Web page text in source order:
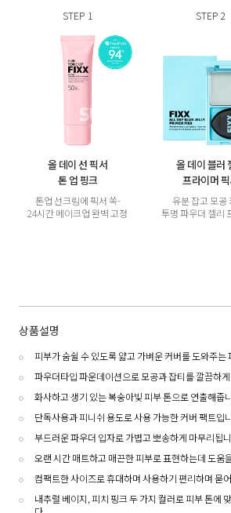
STEP 1
올 데이 선 픽서
톤 업 핑크
톤업 선크림에 픽서 쏙-
24시간 메이크업 완벽 고정
STEP 2
올 데이 블러
프라이머
유분 잡고 모공
투명 파우더 젤리
상품설명
피부가 숨쉴 수 있도록 얇고 가벼운 커버를 도와주는
파우더타입 파운데이션으로 모공과 잡티를 깔끔하
화사하고 생기 있는 복숭아빛 피부 톤으로 연출해줍
단독사용과 피니쉬 용도로 사용 가능한 커버 팩트입
부드러운 파우더 입자로 가볍고 뽀송하게 마무리됩
오랜 시간 매트하고 매끈한 피부로 표현하는데 도움
컴팩트한 사이즈로 휴대하며 사용하기 편리하며 묻
내추럴 베이지, 피치 핑크 두 가지 컬러로 피부 톤에